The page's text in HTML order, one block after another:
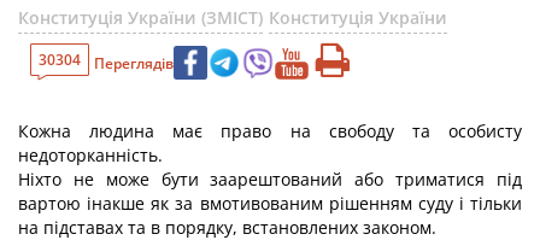
Конституція України (ЗМІСТ) Конституція України
30304 Переглядів
Кожна людина має право на свободу та особисту
недоторканність.
Ніхто не може бути заарештований або триматися під
вартою інакше як за вмотивованим рішенням суду і тільки
на підставах та в порядку, встановлених законом.